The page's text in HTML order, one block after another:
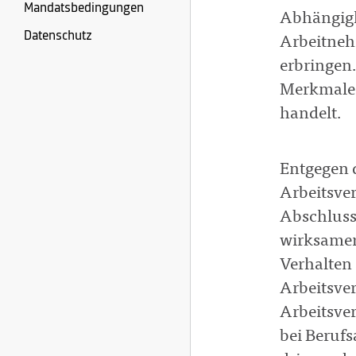
Mandatsbedingungen
Datenschutz
handelt.
Entgegen
bei